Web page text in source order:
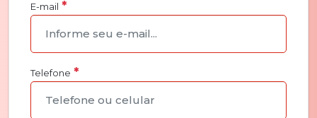
E-mail
Telefone